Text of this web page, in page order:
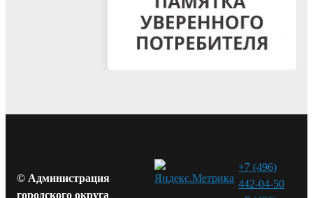
© Администрация
городского округа
+7 (496)
442-04-50